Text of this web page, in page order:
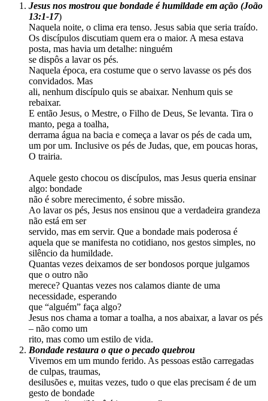
Jesus nos mostrou que bondade é humildade em ação (João
13:1-17)
Naquela noite, o clima era tenso. Jesus sabia que seria traído.
Os discípulos discutiam quem era o maior. A mesa estava
posta, mas havia um detalhe: ninguém
se dispôs a lavar os pés.
Naquela época, era costume que o servo lavasse os pés dos
convidados. Mas
ali, nenhum discípulo quis se abaixar. Nenhum quis se
rebaixar.
E então Jesus, o Mestre, o Filho de Deus, Se levanta. Tira o
manto, pega a toalha,
derrama água na bacia e começa a lavar os pés de cada um,
um por um. Inclusive os pés de Judas, que, em poucas horas,
O trairia.
Aquele gesto chocou os discípulos, mas Jesus queria ensinar
algo: bondade
não é sobre merecimento, é sobre missão.
Ao lavar os pés, Jesus nos ensinou que a verdadeira grandeza
não está em ser
servido, mas em servir. Que a bondade mais poderosa é
aquela que se manifesta no cotidiano, nos gestos simples, no
silêncio da humildade.
Quantas vezes deixamos de ser bondosos porque julgamos
que o outro não
merece? Quantas vezes nos calamos diante de uma
necessidade, esperando
que “alguém” faça algo?
Jesus nos chama a tomar a toalha, a nos abaixar, a lavar os pés
– não como um
rito, mas como um estilo de vida.
Bondade restaura o que o pecado quebrou
Vivemos em um mundo ferido. As pessoas estão carregadas
de culpas, traumas,
desilusões e, muitas vezes, tudo o que elas precisam é de um
gesto de bondade